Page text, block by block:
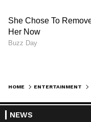
HOME ENTERTAINMENT
NEWS